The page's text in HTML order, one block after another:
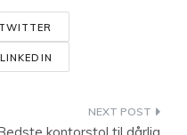
TWITTER
LINKEDIN